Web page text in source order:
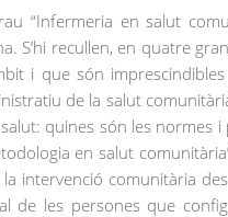
“Infermeria en salut
S’hi recullen, en quatre
i que són
de la salut
salut: quines són les
en salut
intervenció comunitària
de les persones que